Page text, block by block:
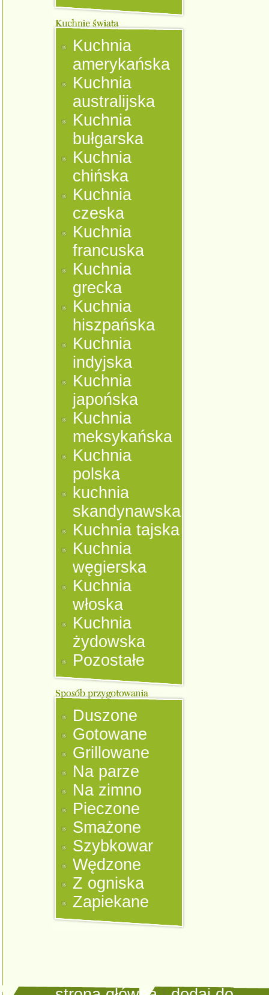
Kuchnia
amerykańska
Kuchnia
australijska
Kuchnia
bułgarska
Kuchnia
chińska
Kuchnia
czeska
Kuchnia
francuska
Kuchnia
grecka
Kuchnia
hiszpańska
Kuchnia
indyjska
Kuchnia
japońska
Kuchnia
meksykańska
Kuchnia
polska
kuchnia
skandynawska
Kuchnia tajska
Kuchnia
węgierska
Kuchnia
włoska
Kuchnia
żydowska
Pozostałe
Duszone
Gotowane
Grillowane
Na parze
Na zimno
Pieczone
Smażone
Szybkowar
Wędzone
Z ogniska
Zapiekane